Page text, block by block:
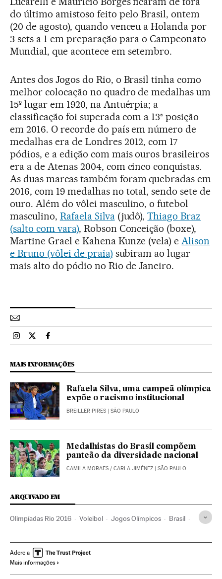
do último amistoso feito pelo Brasil, ontem
(20 de agosto), quando venceu a Holanda por
3 sets a 1 em preparação para o Campeonato
Mundial, que acontece em setembro.
Antes dos Jogos do Rio, o Brasil tinha como
melhor colocação no quadro de medalhas um
15º lugar em 1920, na Antuérpia; a
classificação foi superada com a 13ª posição
em 2016. O recorde do país em número de
medalhas era de Londres 2012, com 17
pódios, e a edição com mais ouros brasileiros
era a de Atenas 2004, com cinco conquistas.
As duas marcas também foram quebradas em
2016, com 19 medalhas no total, sendo sete de
ouro. Além do vôlei masculino, o futebol
masculino, Rafaela Silva(judô),Thiago Braz
(salto com vara), Robson Conceição (boxe),
Martine Grael e Kahena Kunze (vela) eAlison
e Bruno (vôlei de praia) subiram ao lugar
mais alto do pódio no Rio de Janeiro.
Esportes El País Brasil en Instagram
Esportes El País Brasil en Twitter
Esportes El País Brasil en Facebook
MAIS INFORMAÇÕES
Rafaela Silva, uma campeã olímpica
expõe o racismo institucional
BREILLER PIRES | SÃO PAULO
Medalhistas do Brasil compõem
panteão da diversidade nacional
CAMILA MORAES / CARLA JIMÉNEZ | SÃO PAULO
ARQUIVADO EM
Olimpíadas Rio 2016 Voleibol Jogos Olímpicos Brasil
América Esportes
Adere a
Mais informações